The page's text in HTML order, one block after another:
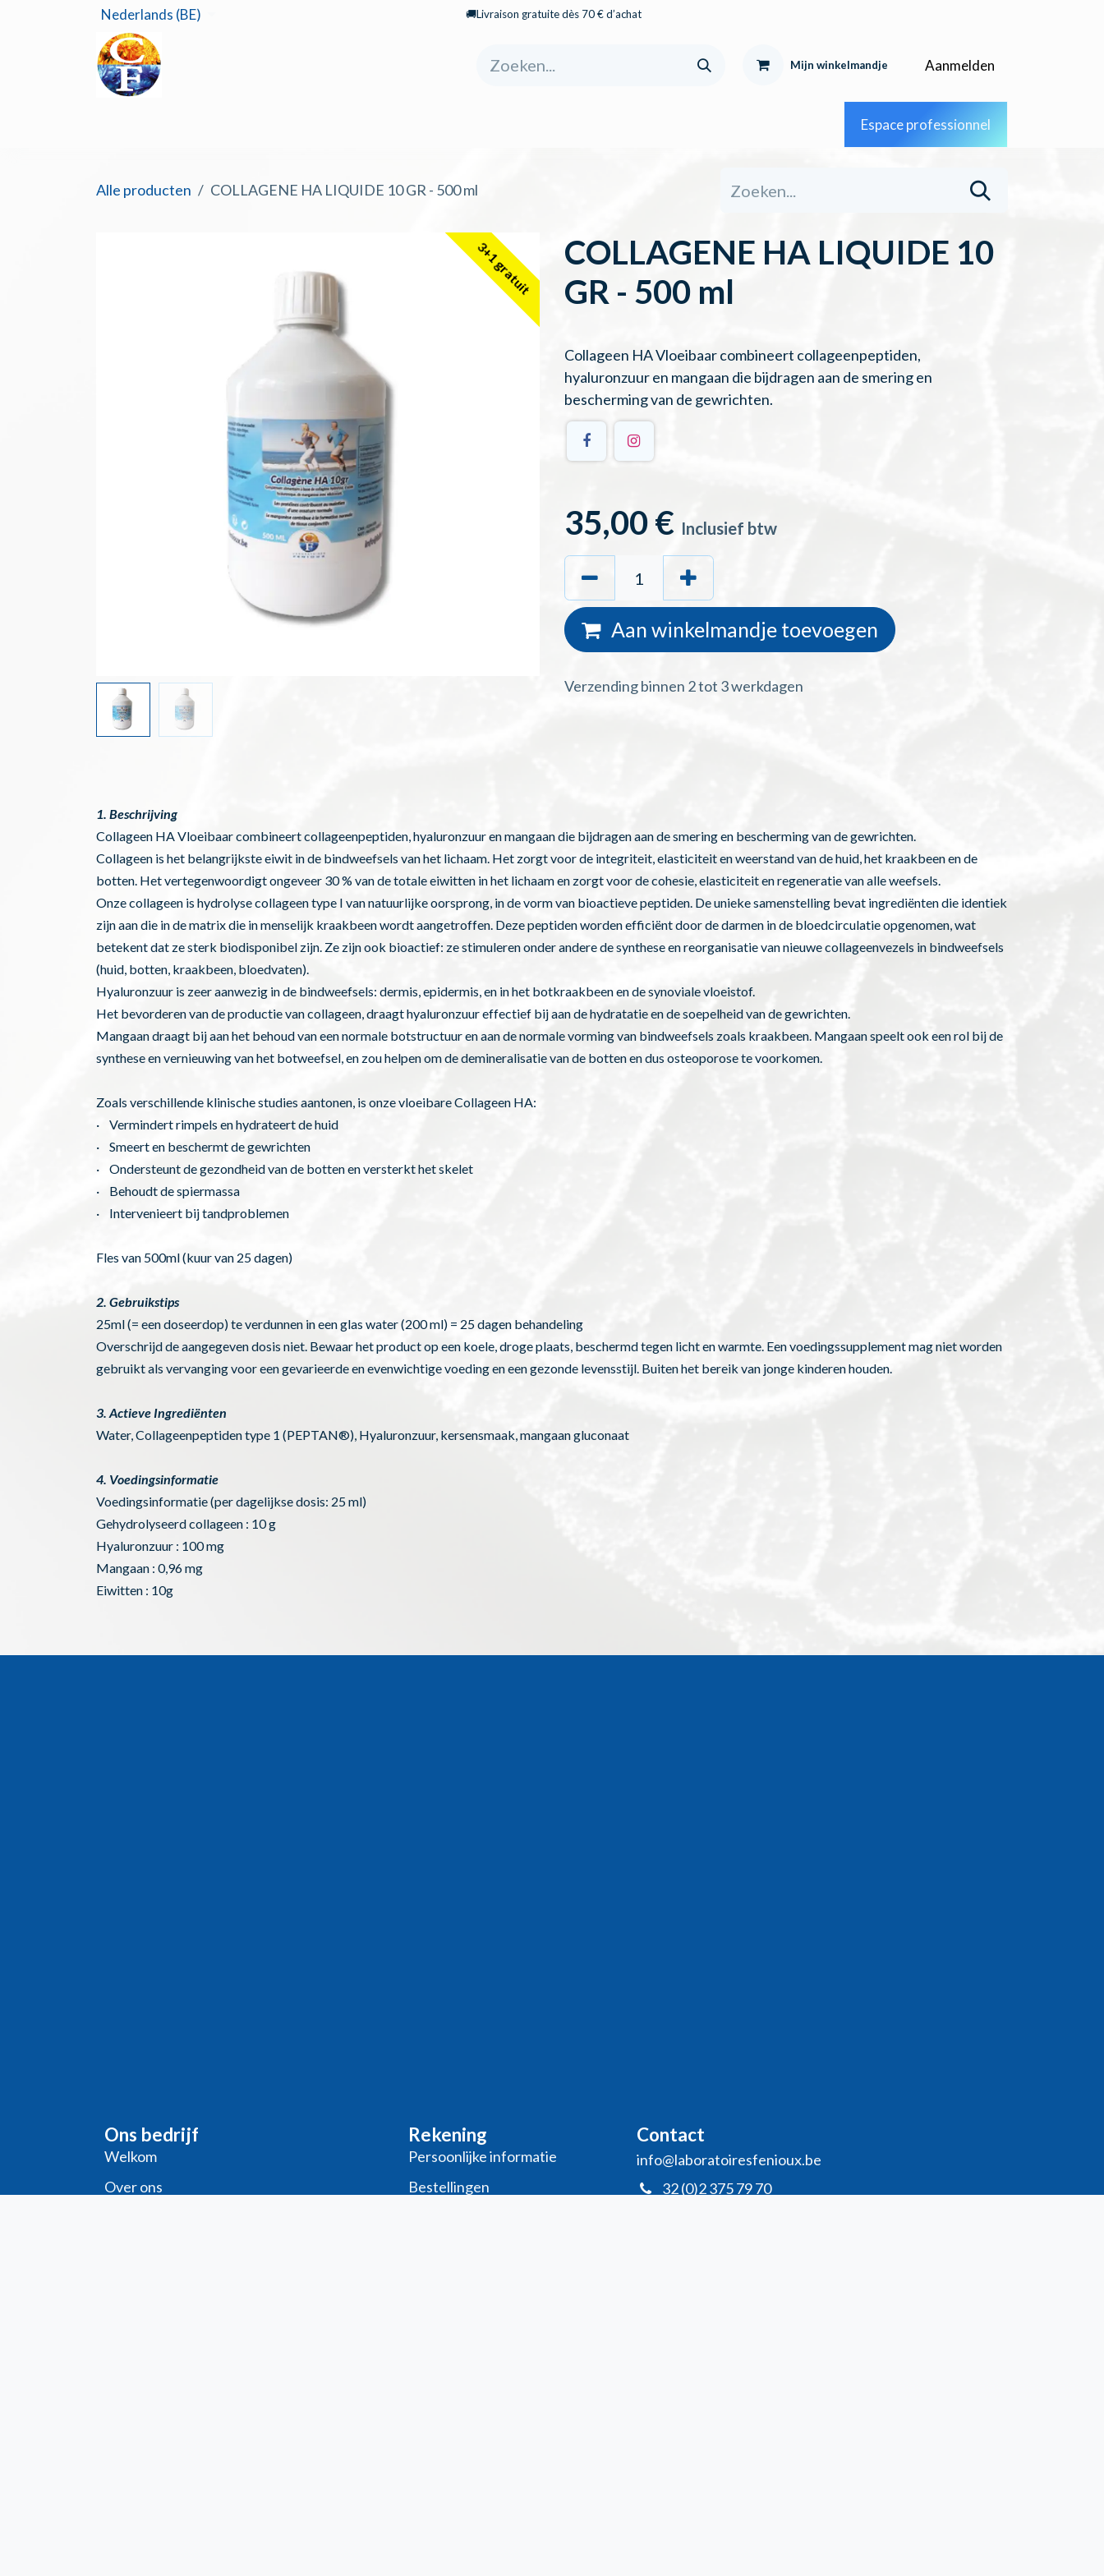
Overslaan naar inhoud
Nederlands (BE) 🚚Livraison gratuite dès 70 € d’achat
Mijn winkelmandje Aanmelden
Espace professionnel
Alle producten COLLAGENE HA LIQUIDE 10 GR - 500 ml
3+1 gratuit
COLLAGENE HA LIQUIDE 10
GR - 500 ml
Collageen HA Vloeibaar combineert collageenpeptiden,
hyaluronzuur en mangaan die bijdragen aan de smering en
bescherming van de gewrichten.
35,00€ Inclusief btw
Aan winkelmandje toevoegen
Verzending binnen 2 tot 3 werkdagen
1. Beschrijving
Collageen HA Vloeibaar combineert collageenpeptiden, hyaluronzuur en mangaan die bijdragen aan de smering en bescherming van de gewrichten.
Collageen is het belangrijkste eiwit in de bindweefsels van het lichaam. Het zorgt voor de integriteit, elasticiteit en weerstand van de huid, het kraakbeen en de
botten. Het vertegenwoordigt ongeveer 30 % van de totale eiwitten in het lichaam en zorgt voor de cohesie, elasticiteit en regeneratie van alle weefsels.
Onze collageen is hydrolyse collageen type I van natuurlijke oorsprong, in de vorm van bioactieve peptiden. De unieke samenstelling bevat ingrediënten die identiek
zijn aan die in de matrix die in menselijk kraakbeen wordt aangetroffen. Deze peptiden worden efficiënt door de darmen in de bloedcirculatie opgenomen, wat
betekent dat ze sterk biodisponibel zijn. Ze zijn ook bioactief: ze stimuleren onder andere de synthese en reorganisatie van nieuwe collageenvezels in bindweefsels
(huid, botten, kraakbeen, bloedvaten).
Hyaluronzuur is zeer aanwezig in de bindweefsels: dermis, epidermis, en in het botkraakbeen en de synoviale vloeistof.
Het bevorderen van de productie van collageen, draagt hyaluronzuur effectief bij aan de hydratatie en de soepelheid van de gewrichten.
Mangaan draagt bij aan het behoud van een normale botstructuur en aan de normale vorming van bindweefsels zoals kraakbeen. Mangaan speelt ook een rol bij de
synthese en vernieuwing van het botweefsel, en zou helpen om de demineralisatie van de botten en dus osteoporose te voorkomen.
Zoals verschillende klinische studies aantonen, is onze vloeibare Collageen HA:
· Vermindert rimpels en hydrateert de huid
· Smeert en beschermt de gewrichten
· Ondersteunt de gezondheid van de botten en versterkt het skelet
· Behoudt de spiermassa
· Intervenieert bij tandproblemen
Fles van 500ml (kuur van 25 dagen)
2. Gebruikstips
25ml (= een doseerdop) te verdunnen in een glas water (200 ml) = 25 dagen behandeling
Overschrijd de aangegeven dosis niet. Bewaar het product op een koele, droge plaats, beschermd tegen licht en warmte. Een voedingssupplement mag niet worden
gebruikt als vervanging voor een gevarieerde en evenwichtige voeding en een gezonde levensstijl. Buiten het bereik van jonge kinderen houden.
3. Actieve Ingrediënten
Water, Collageenpeptiden type 1 (PEPTAN®), Hyaluronzuur, kersensmaak, mangaan gluconaat
4. Voedingsinformatie
Voedingsinformatie (per dagelijkse dosis: 25 ml)
Gehydrolyseerd collageen : 10 g
Hyaluronzuur : 100 mg
Mangaan : 0,96 mg
Eiwitten : 10g
Ons bedrijf
Welkom
Over ons
Rekening
Persoonlijke informatie
Bestellingen
Contact
info@laboratoiresfenioux.be
32 (0)2 375 79 70